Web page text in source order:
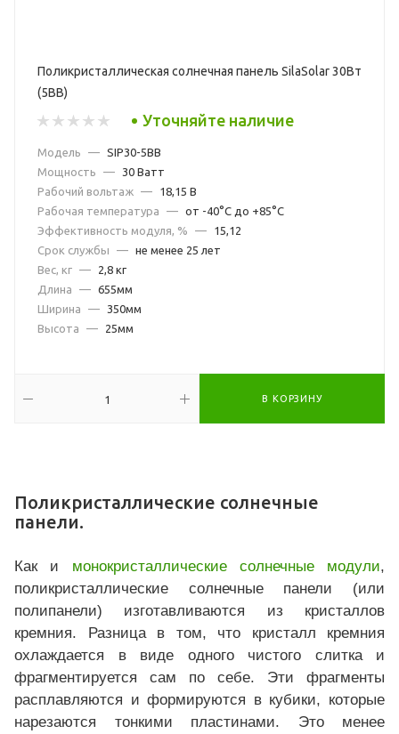
Поликристаллическая солнечная панель SilaSolar 30Вт
(5BB)
Уточняйте наличие
Модель — SIP30-5BB
Мощность
—
30 Ватт
Рабочий вольтаж —
18,15 В
Рабочая температура
— от -40°С до +85°С
Эффективность модуля, %
—
15,12
Срок службы
— не менее 25 лет
Вес, кг —
2,8 кг
Длина
— 655мм
Ширина
—
350мм
Высота
— 25мм
В КОРЗИНУ
Поликристаллические солнечные
панели.
Как и монокристаллические солнечные модули,
поликристаллические солнечные панели (или
полипанели) изготавливаются из кристаллов
кремния. Разница в том, что кристалл кремния
охлаждается в виде одного чистого слитка и
фрагментируется сам по себе. Эти фрагменты
расплавляются и формируются в кубики, которые
нарезаются тонкими пластинами. Это менее